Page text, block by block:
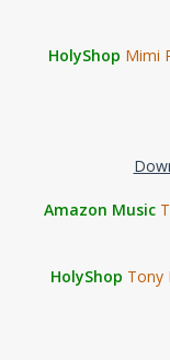
HolyShop Mimi
Amazon Music
HolyShop Tony